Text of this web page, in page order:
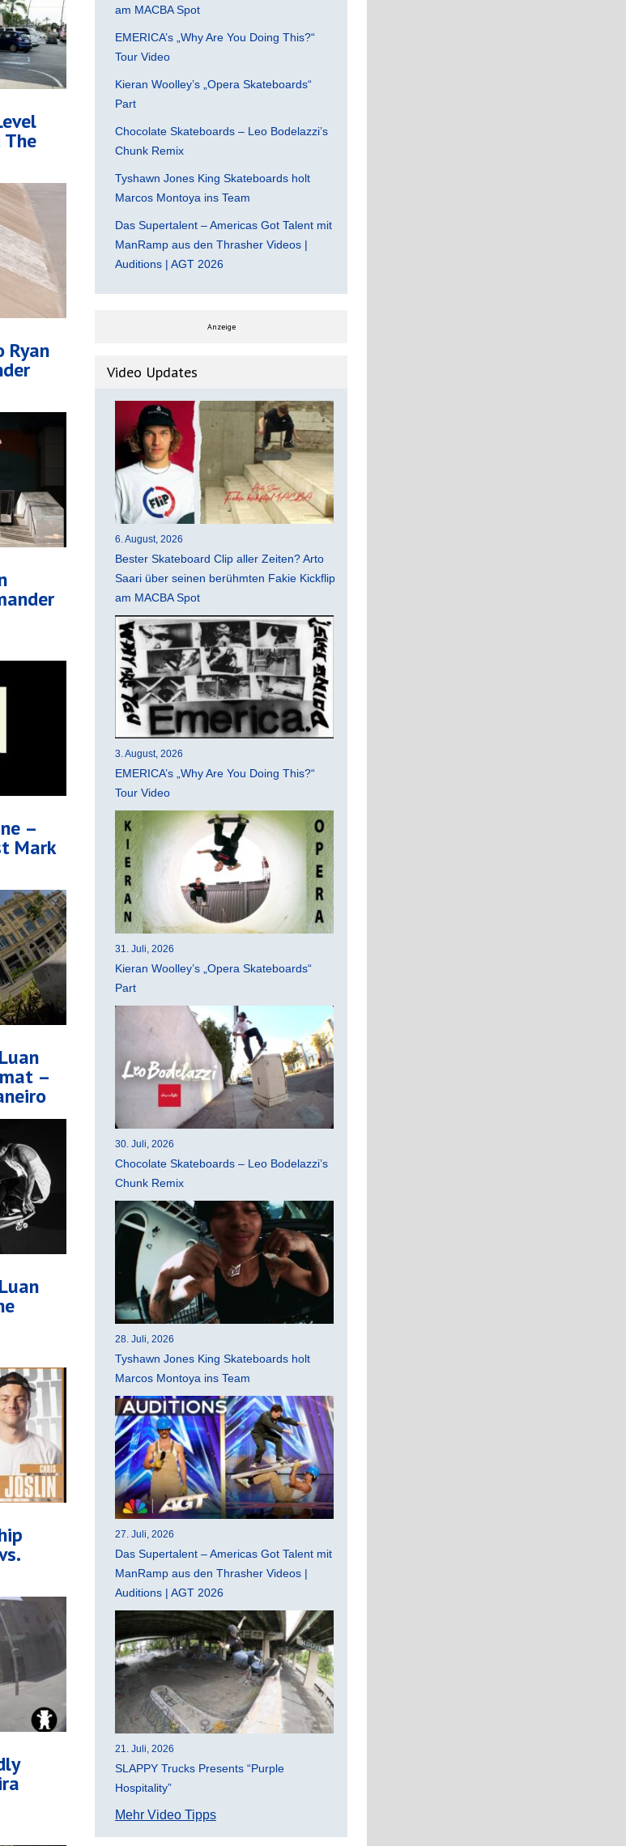
Ryan
–
Mark
–
am MACBA Spot
EMERICA’s „Why Are You Doing This?“
Tour Video
Kieran Woolley’s „Opera Skateboards“
Part
Chocolate Skateboards – Leo Bodelazzi’s
Chunk Remix
Tyshawn Jones King Skateboards holt
Marcos Montoya ins Team
Das Supertalent – Americas Got Talent mit
ManRamp aus den Thrasher Videos |
Auditions | AGT 2026
Anzeige
Video Updates
6. August, 2026
Bester Skateboard Clip aller Zeiten? Arto
Saari über seinen berühmten Fakie Kickflip
am MACBA Spot
3. August, 2026
EMERICA’s „Why Are You Doing This?“
Tour Video
31. Juli, 2026
Kieran Woolley’s „Opera Skateboards“
Part
30. Juli, 2026
Chocolate Skateboards – Leo Bodelazzi’s
Chunk Remix
28. Juli, 2026
Tyshawn Jones King Skateboards holt
Marcos Montoya ins Team
27. Juli, 2026
Das Supertalent – Americas Got Talent mit
ManRamp aus den Thrasher Videos |
Auditions | AGT 2026
21. Juli, 2026
SLAPPY Trucks Presents “Purple
Hospitality”
Mehr Video Tipps